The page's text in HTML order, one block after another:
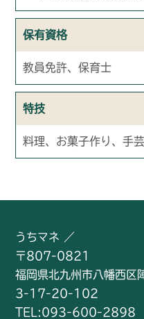
保有資格
教員免許、保育士
特技
料理、お菓子作り、手
うちマネ ／
〒807-0821
福岡県北九州市八幡西区
3-17-20-102
TEL:093-600-2898